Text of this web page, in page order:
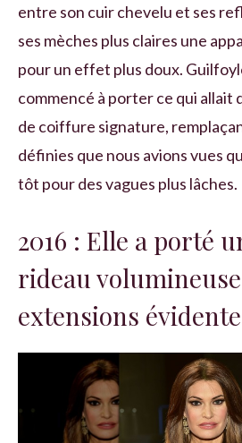
entre son cuir chevelu et ses
ses mèches plus claires une
pour un effet plus doux.
commencé à porter ce qui allait
de coiffure signature,
définies que nous avions vues
tôt pour des vagues plus lâches.
2016 : Elle a porté
rideau
extensions